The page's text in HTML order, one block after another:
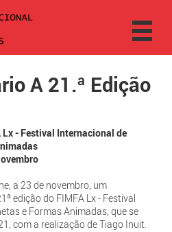
A 21.ª Edição
Lx - Festival Internacional de
a 23 de novembro, um
edição do FIMFA Lx - Festival
e Formas Animadas, que se
com a realização de Tiago Inuit.